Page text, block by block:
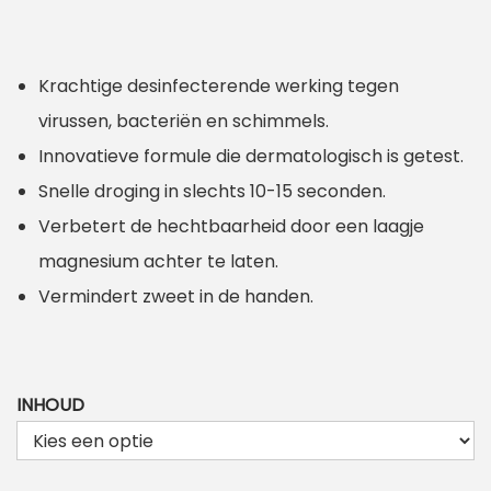
k
l
a
s
s
e
:
7
Krachtige desinfecterende werking tegen
virussen, bacteriën en schimmels.
Innovatieve formule die dermatologisch is getest.
Snelle droging in slechts 10-15 seconden.
Verbetert de hechtbaarheid door een laagje
magnesium achter te laten.
Vermindert zweet in de handen.
INHOUD